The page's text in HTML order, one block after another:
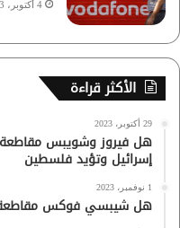
4 أكتوبر، 2023
الأكثر قراءة
29 أكتوبر، 2023
هل فيروز وشويبس
إسرائيل وتؤيد فلسطين
1 نوفمبر، 2023
هل شيبسي فوكس